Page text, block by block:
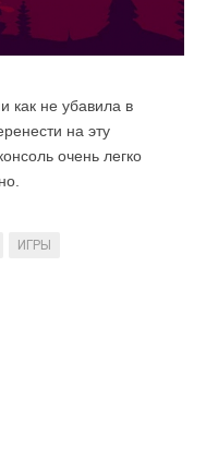
как не убавила в
на эту
очень легко
ИГРЫ